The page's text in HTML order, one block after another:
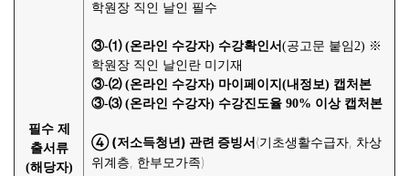
필수 제
출서류
(해당자)
학원장 직인 날인 필수
③-⑴ (온라인 수강자) 수강확인서 (공고문 붙임2) ※
학원장 직인 날인란 미기재
③-⑵ (온라인 수강자) 마이페이지(내정보) 캡처본
③-⑶ (온라인 수강자) 수강진도율 90% 이상 캡처본
④ (저소득청년) 관련 증빙서(기초생활수급자, 차상
위계층, 한부모가족)